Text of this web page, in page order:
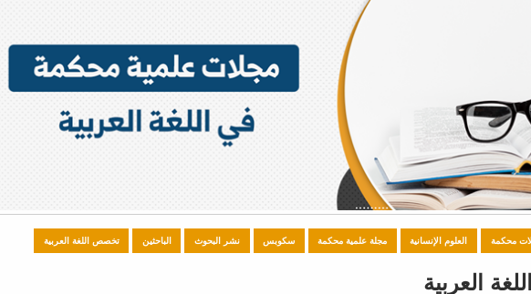
محكمة العلوم الإنسانية مجلة علمية محكمة سكوبس نشر البحوث الباحثين تخصص اللغة العربية
العربية